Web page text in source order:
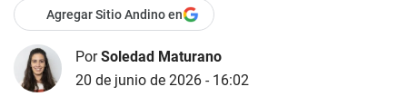
Agregar Sitio Andino en
PorSoledad Maturano
20 de junio de 2026 - 16:02